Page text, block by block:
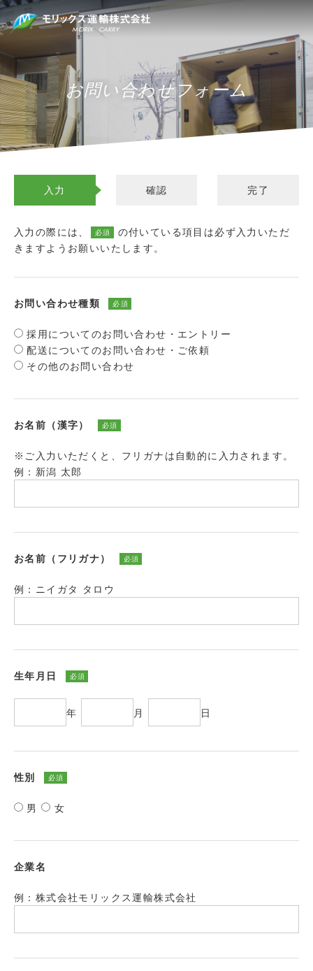
お問い合わせフォーム
入力 確認 完了
入力の際には、 必須
の付いている項目は必ず入力いただ
きますようお願いいたします。
お問い合わせ種類 必須
採用についてのお問い合わせ・エントリー
配送についてのお問い合わせ・ご依頼
その他のお問い合わせ
お名前（漢字） 必須
※ご入力いただくと、フリガナは自動的に入力されます。
例：新潟 太郎
お名前（フリガナ） 必須
例：ニイガタ タロウ
生年月日 必須
年 月 日
性別 必須
男 女
企業名
例：株式会社モリックス運輸株式会社